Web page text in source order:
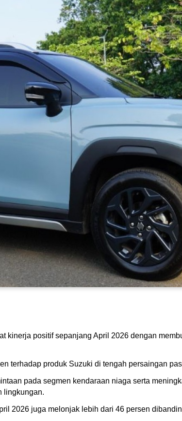
kinerja positif sepanjang April 2026 dengan
terhadap produk Suzuki di tengah persaingan
pada segmen kendaraan niaga serta
lingkungan.
2026 juga melonjak lebih dari 46 persen